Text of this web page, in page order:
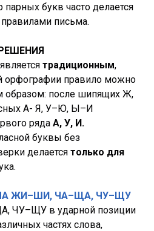
парных букв часто делается
письма.
традиционным,
орфографии правило можно
образом: после шипящих Ж,
А- Я, У–Ю, Ы–И
ряда А, У, И.
буквы без
делается только для
ЖИ–ШИ, ЧА–ЩА, ЧУ–ЩУ
ЧУ–ЩУ в ударной позиции
частях слова,